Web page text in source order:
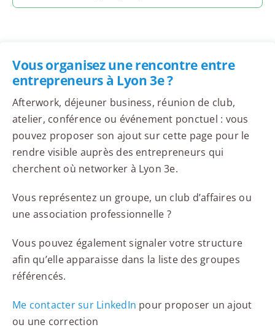
Vous organisez une rencontre entre
entrepreneurs à Lyon 3e ?
Afterwork, déjeuner business, réunion de club,
atelier, conférence ou événement ponctuel : vous
pouvez proposer son ajout sur cette page pour le
rendre visible auprès des entrepreneurs qui
cherchent où networker à Lyon 3e.
Vous représentez un groupe, un club d’affaires ou
une association professionnelle ?
Vous pouvez également signaler votre structure
afin qu’elle apparaisse dans la liste des groupes
référencés.
Me contacter sur LinkedIn pour proposer un ajout
ou une correction